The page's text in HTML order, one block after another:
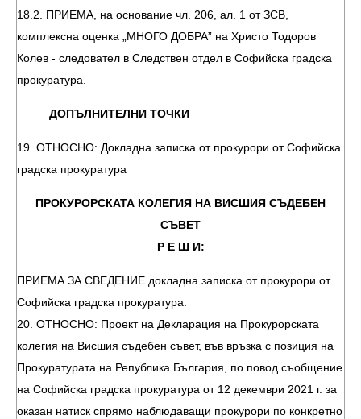
18.2. ПРИЕМА, на основание чл. 206, ал. 1 от ЗСВ,
комплексна оценка „МНОГО ДОБРА” на Христо Тодоров
Колев - следовател в Следствен отдел в Софийска градска
прокуратура.
ДОПЪЛНИТЕЛНИ ТОЧКИ
19. ОТНОСНО: Докладна записка от прокурори от Софийска
градска прокуратура
ПРОКУРОРСКАТА КОЛЕГИЯ НА ВИСШИЯ СЪДЕБЕН
СЪВЕТ
Р Е Ш И:
ПРИЕМА ЗА СВЕДЕНИЕ докладна записка от прокурори от
Софийска градска прокуратура.
20. ОТНОСНО: Проект на Декларация на Прокурорската
колегия на Висшия съдебен съвет, във връзка с позиция на
Прокуратурата на Република България, по повод съобщение
на Софийска градска прокуратура от 12 декември 2021 г. за
оказан натиск спрямо наблюдаващи прокурори по конкретно